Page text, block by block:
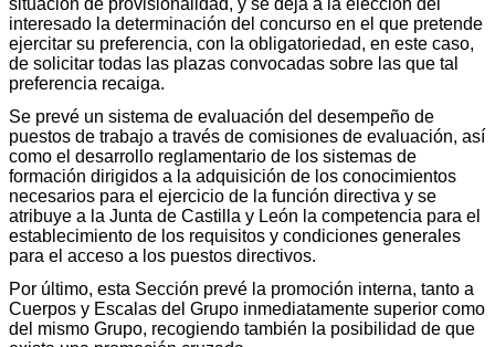
interesado la determinación del concurso en el que pretende
ejercitar su preferencia, con la obligatoriedad, en este caso,
de solicitar todas las plazas convocadas sobre las que tal
preferencia recaiga.
Se prevé un sistema de evaluación del desempeño de
puestos de trabajo a través de comisiones de evaluación, así
como el desarrollo reglamentario de los sistemas de
formación dirigidos a la adquisición de los conocimientos
necesarios para el ejercicio de la función directiva y se
atribuye a la Junta de Castilla y León la competencia para el
establecimiento de los requisitos y condiciones generales
para el acceso a los puestos directivos.
Por último, esta Sección prevé la promoción interna, tanto a
Cuerpos y Escalas del Grupo inmediatamente superior como
del mismo Grupo, recogiendo también la posibilidad de que